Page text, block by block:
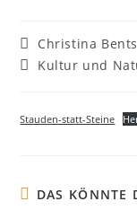
Christina Bents
Kultur und
Stauden-statt-Steine
DAS KÖNNTE